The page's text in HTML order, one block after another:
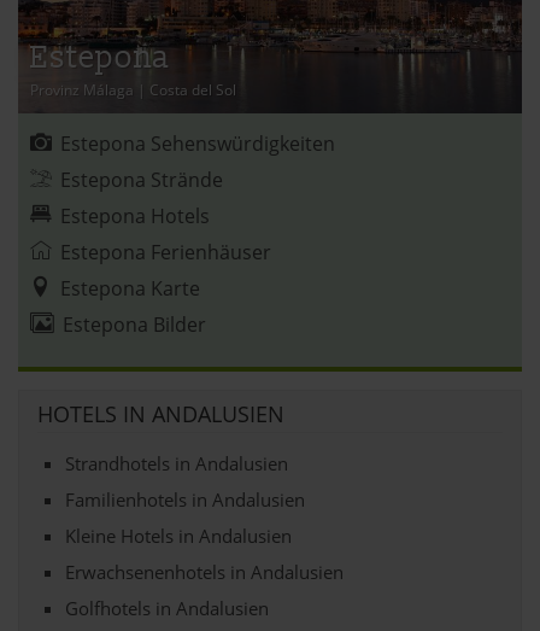
Estepona
Provinz Málaga Costa del Sol
Estepona Sehenswürdigkeiten
Estepona Strände
Estepona Hotels
Estepona Ferienhäuser
Estepona Karte
Estepona Bilder
HOTELS IN ANDALUSIEN
Strandhotels in Andalusien
Familienhotels in Andalusien
Kleine Hotels in Andalusien
Erwachsenenhotels in Andalusien
Golfhotels in Andalusien